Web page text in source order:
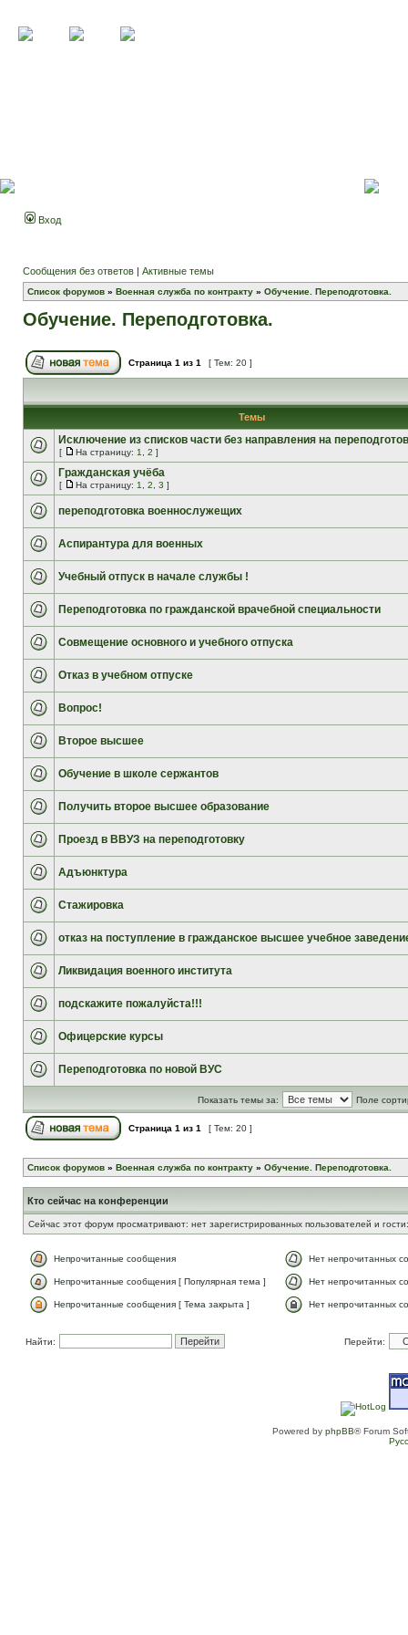
Вход
Сообщения без ответов | Активные темы
Список форумов » Военная служба по контракту » Обучение. Переподготовка.
Обучение. Переподготовка.
Страница 1 из 1 [ Тем: 20 ]
Темы
Исключение из списков части без направления на
[ На страницу: 1 2 ]
Гражданская учёба
[ На страницу: 1 2 3 ]
переподготовка военнослужещих
Аспирантура для военных
Учебный отпуск в начале службы !
Переподготовка по гражданской врачебной специальности
Совмещение основного и учебного отпуска
Отказ в учебном отпуске
Вопрос!
Второе высшее
Обучение в школе сержантов
Получить второе высшее образование
Проезд в ВВУЗ на переподготовку
Адъюнктура
Стажировка
отказ на поступление в гражданское высшее учебное
Ликвидация военного института
подскажите пожалуйста!!!
Офицерские курсы
Переподготовка по новой ВУС
Показать темы за: Поле
Страница 1 из 1 [ Тем: 20 ]
Список форумов » Военная служба по контракту » Обучение. Переподготовка.
Кто сейчас на конференции
Сейчас этот форум просматривают: нет зарегистрированных пользователей и
Непрочитанные сообщения Нет непрочитанных
Непрочитанные сообщения [ Популярная тема ] Нет непрочитанных
Непрочитанные сообщения [ Тема закрыта ] Нет непрочитанных
Найти: Перейти:
Powered by phpBB® Forum